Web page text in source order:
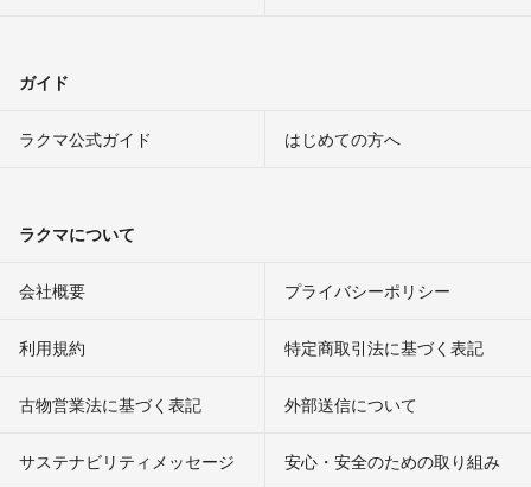
ガイド
ラクマ公式ガイド はじめての方へ
ラクマについて
会社概要 プライバシーポリシー
利用規約 特定商取引法に基づく表記
古物営業法に基づく表記 外部送信について
サステナビリティメッセージ 安心・安全のための取り組み